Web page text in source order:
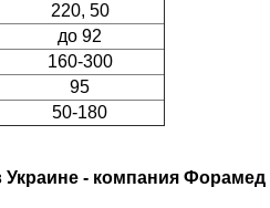
220, 50
до 92
160-300
95
50-180
Украине - компания Форамед